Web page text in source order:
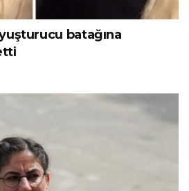
batağına